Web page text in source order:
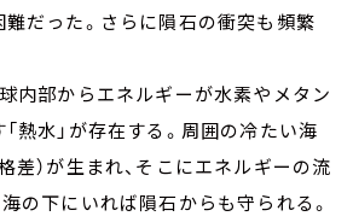
だった。さらに隕石の衝突も頻繁
内部からエネルギーが水素やメタン
熱水」が存在する。周囲の冷たい海
差）が生まれ、そこにエネルギーの流
の下にいれば隕石からも守られる。